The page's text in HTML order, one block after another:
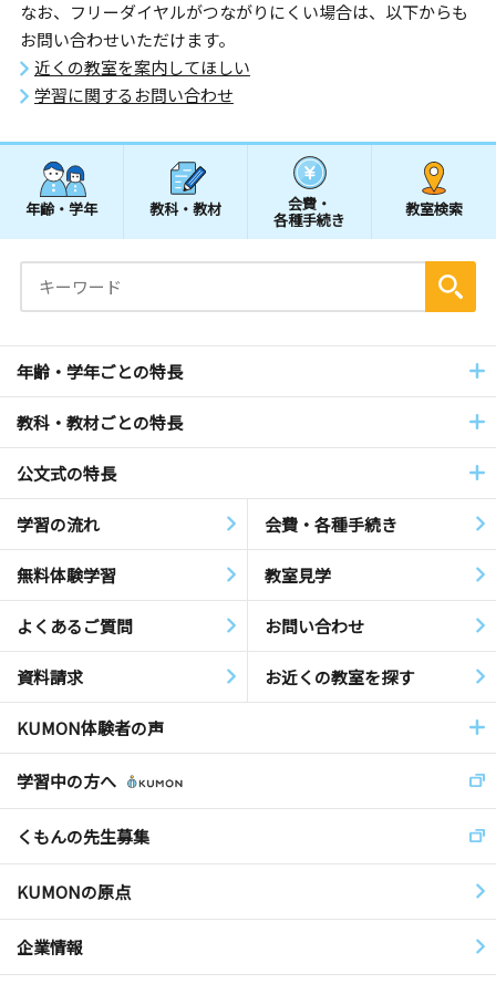
なお、フリーダイヤルがつながりにくい場合は、以下からも
お問い合わせいただけます。
近くの教室を案内してほしい
学習に関するお問い合わせ
年齢・学年 教科・教材 会費・
各種手続き
教室検索
年齢・学年ごとの特長
教科・教材ごとの特長
公文式の特長
学習の流れ 会費・各種手続き
無料体験学習 教室見学
よくあるご質問 お問い合わせ
資料請求 お近くの教室を探す
KUMON体験者の声
学習中の方へ
くもんの先生募集
KUMONの原点
企業情報